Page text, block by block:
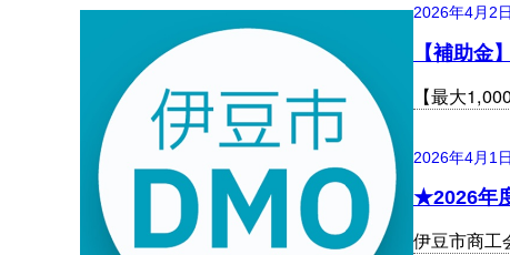
2026年4月2日
【補助金
【最大
2026年4月1日
★2026年
伊豆市商工